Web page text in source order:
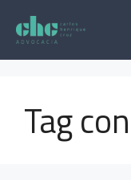
para
conteúdo
Tag